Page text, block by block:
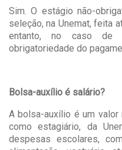
Sim. O estágio não-
seleção, na Unemat, feita
entanto, no caso de
obrigatoriedade do
Bolsa-auxílio é salário?
A bolsa-auxílio é um
como estagiário, da
despesas escolares,